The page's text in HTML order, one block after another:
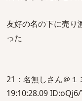
友好の名の下に売り
った
21：名無しさん＠
19:10:28.09